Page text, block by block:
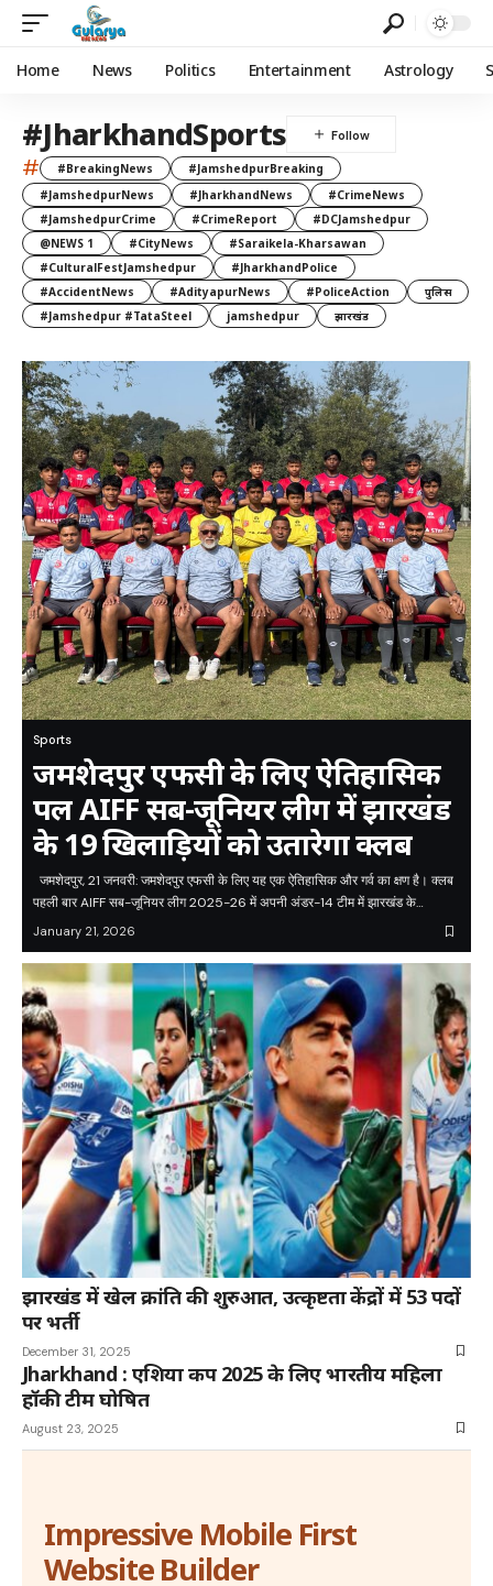
Home News Politics Entertainment Astrology
#JharkhandSports
# #BreakingNews
#JamshedpurBreaking
#JamshedpurNews
#JharkhandNews
#CrimeNews
#JamshedpurCrime
#CrimeReport
#DCJamshedpur
@NEWS 1
#CityNews
#Saraikela-Kharsawan
#CulturalFestJamshedpur
#JharkhandPolice
#AccidentNews
#AdityapurNews #PoliceAction
पुलिस
#Jamshedpur #TataSteel
jamshedpur झारखंड
Sports
जमशेदपुर एफसी के लिए ऐतिहासिक
पल AIFF सब-जूनियर लीग में झारखंड
के 19 खिलाड़ियों को उतारेगा क्लब
जमशेदपुर, 21 जनवरी: जमशेदपुर एफसी के लिए यह एक ऐतिहासिक और गर्व का क्षण है। क्लब
पहली बार AIFF सब-जूनियर लीग 2025-26 में अपनी अंडर-14 टीम में झारखंड के…
January 21, 2026
झारखंड में खेल क्रांति की शुरुआत, उत्कृष्टता केंद्रों में 53 पदों
पर भर्ती
December 31, 2025
Jharkhand : एशिया कप 2025 के लिए भारतीय महिला
हॉकी टीम घोषित
August 23, 2025
Impressive Mobile First
Website Builder